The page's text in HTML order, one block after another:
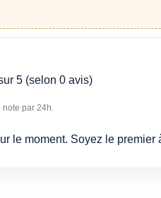
5 (selon 0 avis)
note par 24h.
le moment. Soyez le premier